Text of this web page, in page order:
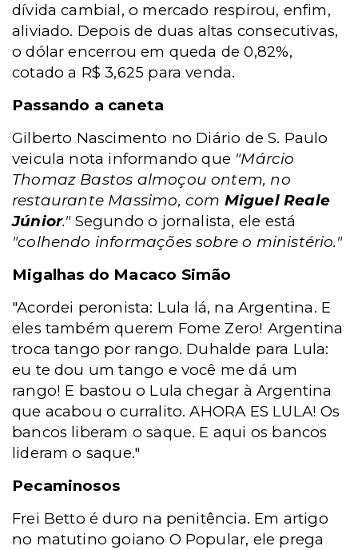
dívida cambial, o mercado respirou, enfim,
aliviado. Depois de duas altas consecutivas,
o dólar encerrou em queda de 0,82%,
cotado a R$ 3,625 para venda.
Passando a caneta
Gilberto Nascimento no Diário de S. Paulo
veicula nota informando que "Márcio
Thomaz Bastos almoçou ontem, no
restaurante Massimo, com Miguel Reale
Júnior." Segundo o jornalista, ele está
"colhendo informações sobre o ministério."
Migalhas do Macaco Simão
"Acordei peronista: Lula lá, na Argentina. E
eles também querem Fome Zero! Argentina
troca tango por rango. Duhalde para Lula:
eu te dou um tango e você me dá um
rango! E bastou o Lula chegar à Argentina
que acabou o curralito. AHORA ES LULA! Os
bancos liberam o saque. E aqui os bancos
lideram o saque."
Pecaminosos
Frei Betto é duro na penitência. Em artigo
no matutino goiano O Popular, ele prega